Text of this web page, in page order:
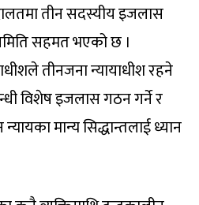
तीन सदस्यीय इजलास
सहमत भएको छ ।
तीनजना न्यायाधीश रहने
विशेष इजलास गठन गर्ने र
मान्य सिद्धान्तलाई ध्यान